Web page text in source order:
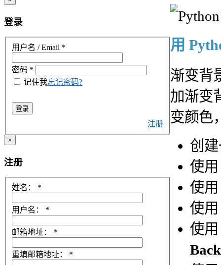
用
渐变背
加渐变
变颜色
创
使
使
使用
使
登录
用户名 / Email *
密码 *
记住我忘记密码?
登录
注册
×
注册
姓名： *
用户名： *
邮箱地址： *
重填邮箱地址： *